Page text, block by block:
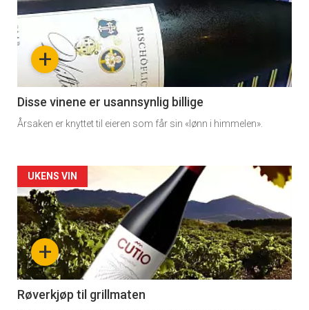
akkurat
nå
3
+
Disse vinene er usannsynlig billige
Årsaken er knyttet til eieren som får sin «lønn i himmelen».
Forsiden
akkurat
nå
-
4
+
UKENS VIN
Røverkjøp til grillmaten